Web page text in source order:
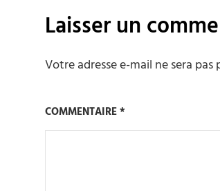
Laisser un
Votre adresse e-mail ne sera pas
COMMENTAIRE*